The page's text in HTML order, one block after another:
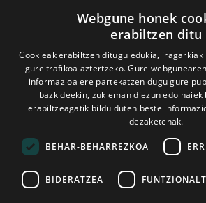
2026ko eka. 1a
Webgune honek
erabiltzen ditu
Cookieak erabiltzen ditugu edukia,
gure trafikoa aztertzeko. Gure
informazioa ere partekatzen dugu gure
bazkideekin, zuk eman diezun edo
erabiltzeagatik bildu duten beste
dezaketenak.
BEHAR-BEHARREZKOA
BIDERATZEA